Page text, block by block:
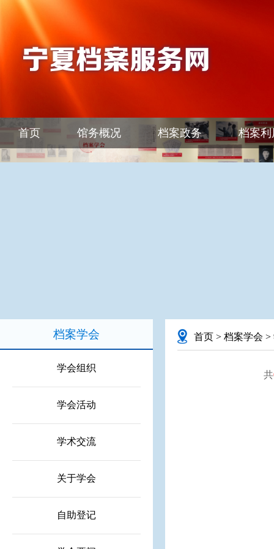
首页 馆务概况 档案政务 档案利
档案学会
学会组织
学会活动
学术交流
关于学会
自助登记
首页 > 档案学会 >
共